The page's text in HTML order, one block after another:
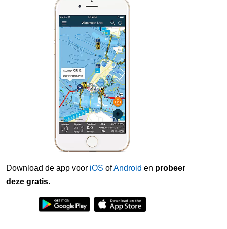
Download de app voor iOS ofAndroid en probeer
deze gratis.